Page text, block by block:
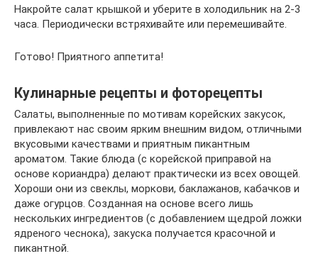
Накройте салат крышкой и уберите в холодильник на 2-3
часа. Периодически встряхивайте или перемешивайте.
Готово! Приятного аппетита!
Кулинарные рецепты и фоторецепты
Салаты, выполненные по мотивам корейских закусок,
привлекают нас своим ярким внешним видом, отличными
вкусовыми качествами и приятным пикантным
ароматом. Такие блюда (с корейской приправой на
основе кориандра) делают практически из всех овощей.
Хороши они из свеклы, моркови, баклажанов, кабачков и
даже огурцов. Созданная на основе всего лишь
нескольких ингредиентов (с добавлением щедрой ложки
ядреного чеснока), закуска получается красочной и
пикантной.